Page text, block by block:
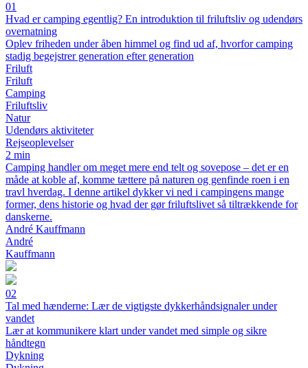
01
Hvad er camping egentlig? En introduktion til friluftsliv og udendørs
overnatning
Oplev friheden under åben himmel og find ud af, hvorfor camping
stadig begejstrer generation efter generation
Friluft
Friluft
Camping
Friluftsliv
Natur
Udendørs aktiviteter
Rejseoplevelser
2 min
Camping handler om meget mere end telt og sovepose – det er en
måde at koble af, komme tættere på naturen og genfinde roen i en
travl hverdag. I denne artikel dykker vi ned i campingens mange
former, dens historie og hvad der gør friluftslivet så tiltrækkende for
danskerne.
André Kauffmann
André
Kauffmann
02
Tal med hænderne: Lær de vigtigste dykkerhåndsignaler under
vandet
Lær at kommunikere klart under vandet med simple og sikre
håndtegn
Dykning